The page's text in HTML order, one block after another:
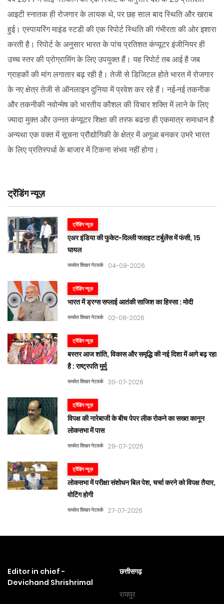
आइटी स्नातक ही रोजगार के लायक थे, पर छह साल बाद स्थिति और खराब
हुई। एस्पायरिंग माइंड स्टडी की एक रिपोर्ट स्थिति की गंभीरता की ओर इशारा
करती है। रिपोर्ट के अनुसार भारत के पांच प्रतिशत कंप्यूटर इंजीनियर ही
उच्च स्तर की प्रोग्रामिंग के लिए उपयुक्त हैं। यह रिपोर्ट तब आई है जब
ग्राहकों की मांग लगातार बढ़ रही है। तेजी से डिजिटल होते भारत में रोजगार
के नए क्षेत्र तेजी से ऑनलाइन दुनिया में प्रवेश कर रहे हैं। नई-नई तकनीक
और तकनीकी नवोन्मेष को भारतीय कौशल की विचार शक्ति में लाने के लिए
ज्यादा मुक्त और उन्नत कंप्यूटर शिक्षा की तरफ बढऩा ही एकमात्र समाधान है
अन्यथा एक वक्त में सूचना प्रौद्योगिकी के क्षेत्र में अगुआ बनकर उभरे भारत
के लिए प्रतिस्पर्धा के बाजार में टिकना संभव नहीं होगा।
ट्रेंडिंग न्यूज़
ट्रेंडिंग न्यूज़
एअर इंडिया की फुकेट-दिल्ली फ्लाइट टर्बुलेंस में फंसी, 15
घायल
समवेत शिखर नेटवर्क 04-08-2026
ट्रेंडिंग न्यूज़
भारत में ड्रग्स सप्लाई आतंकी साजिश का हिस्सा : मोदी
समवेत शिखर नेटवर्क 02-08-2026
ट्रेंडिंग न्यूज़
बस्तर आज शांति, विकास और समृद्धि की नई दिशा में आगे बढ़ रहा
है : राष्ट्रपति मुर्मु
समवेत शिखर नेटवर्क 30-07-2026
ट्रेंडिंग न्यूज़
विपक्ष की नारेबाजी के बीच पेपर लीक रोकने का सख्त कानून
लोकसभा में पास
समवेत शिखर नेटवर्क 29-07-2026
ट्रेंडिंग न्यूज़
लोकसभा में परीक्षा संशोधन बिल पेश, चर्चा करने को विपक्ष तैयार,
वोटिंग होगी
समवेत शिखर नेटवर्क 27-07-2026
Editor in chief -
Devichand Shrishrimal
छत्तीसगढ़
रायपुर